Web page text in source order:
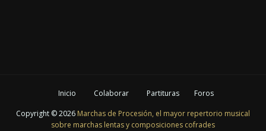
Inicio Colaborar Partituras
Foros
Copyright ©2026 Marchas de Procesión, el mayor repertorio musical
sobre marchas lentas y composiciones cofrades